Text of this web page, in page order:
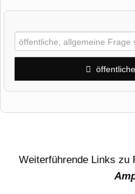
Weiterführende Links zu